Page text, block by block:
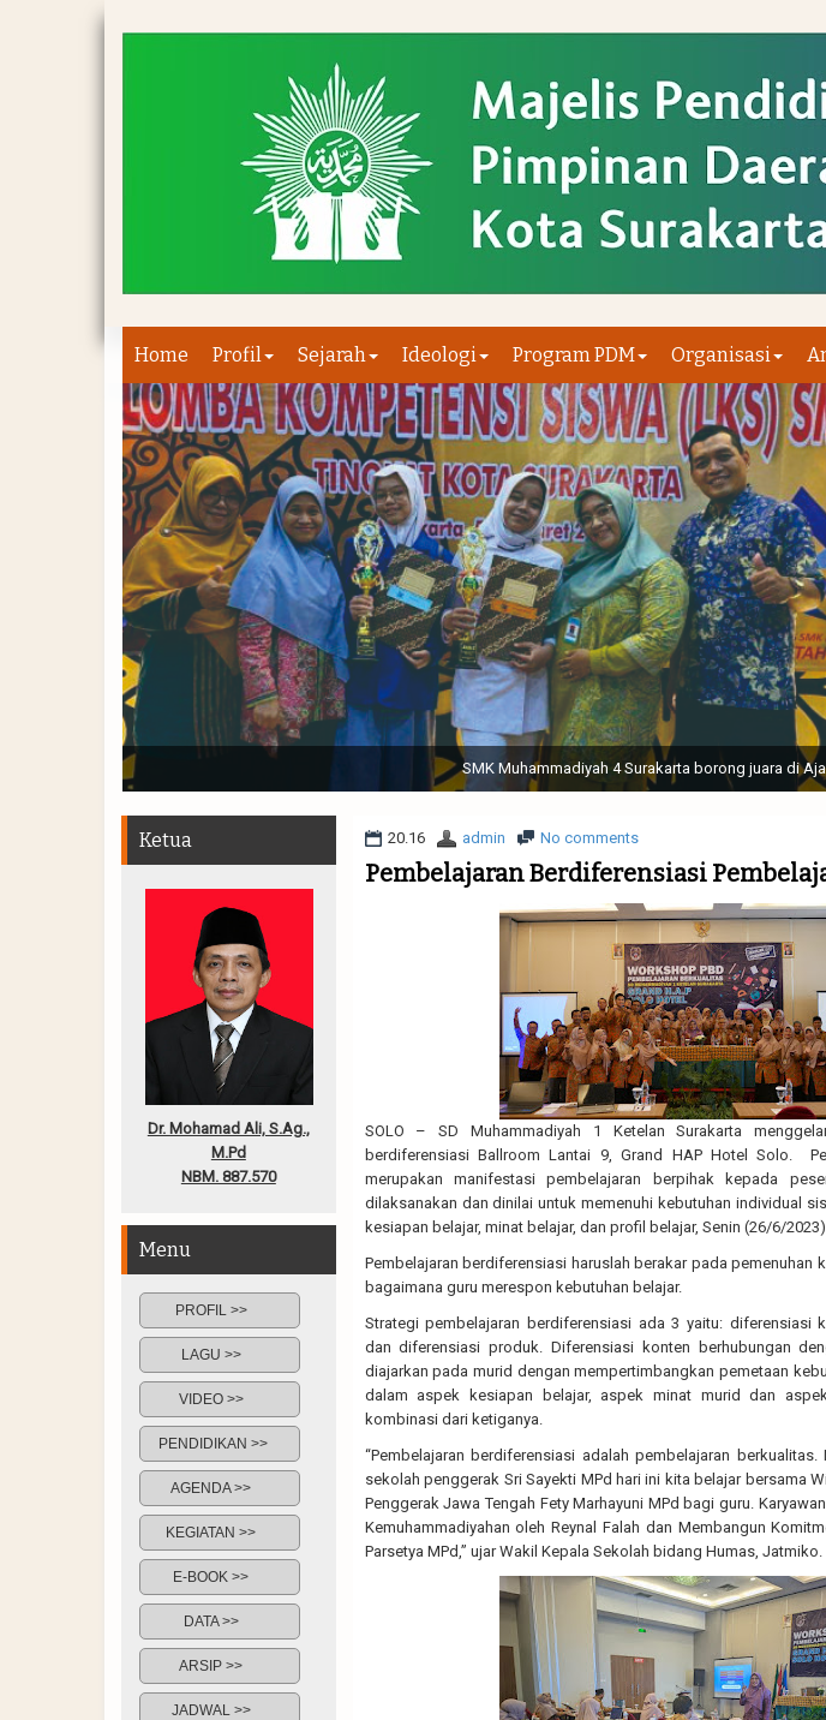
Home Profil Sejarah Ideologi Program PDM Organisasi
Sabtu, 19 November 2022. (dari kiri) Pertunjukan Tapak Suci Perguruan Muhammadiyah (
Muhammadiyah 48 || Pertunjukan bendera dan tari memukau
20.16 admin No comments
Pembelajaran Berdiferensiasi
SOLO – SD Muhammadiyah 1 Ketelan Surakarta
berdiferensiasi Ballroom Lantai 9, Grand HAP Hotel Solo.
merupakan manifestasi pembelajaran berpihak kepada
dilaksanakan dan dinilai untuk memenuhi kebutuhan individual
kesiapan belajar, minat belajar, dan profil belajar, Senin (26/6/
Pembelajaran berdiferensiasi haruslah berakar pada pemenuhan
bagaimana guru merespon kebutuhan belajar.
Strategi pembelajaran berdiferensiasi ada 3 yaitu: diferensiasi
dan diferensiasi produk. Diferensiasi konten berhubungan
diajarkan pada murid dengan mempertimbangkan pemetaan
dalam aspek kesiapan belajar, aspek minat murid dan
kombinasi dari ketiganya.
“Pembelajaran berdiferensiasi adalah pembelajaran
sekolah penggerak Sri Sayekti MPd hari ini kita belajar bersama
Penggerak Jawa Tengah Fety Marhayuni MPd bagi guru.
Kemuhammadiyahan oleh Reynal Falah dan Membangun
Parsetya MPd,” ujar Wakil Kepala Sekolah bidang Humas, Jatmiko.
Ketua
Dr. Mohamad Ali, S.Ag.,
M.Pd
NBM. 887.570
Menu
PROFIL >>
LAGU >>
VIDEO >>
PENDIDIKAN >>
AGENDA >>
KEGIATAN >>
E-BOOK >>
DATA >>
ARSIP >>
JADWAL >>